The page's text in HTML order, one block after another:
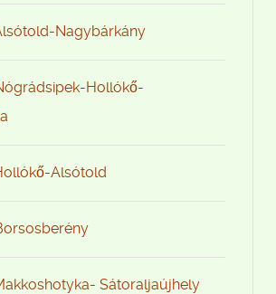
Nagybárkány
Hollókő-
Alsótold
Sátoraljaújhely